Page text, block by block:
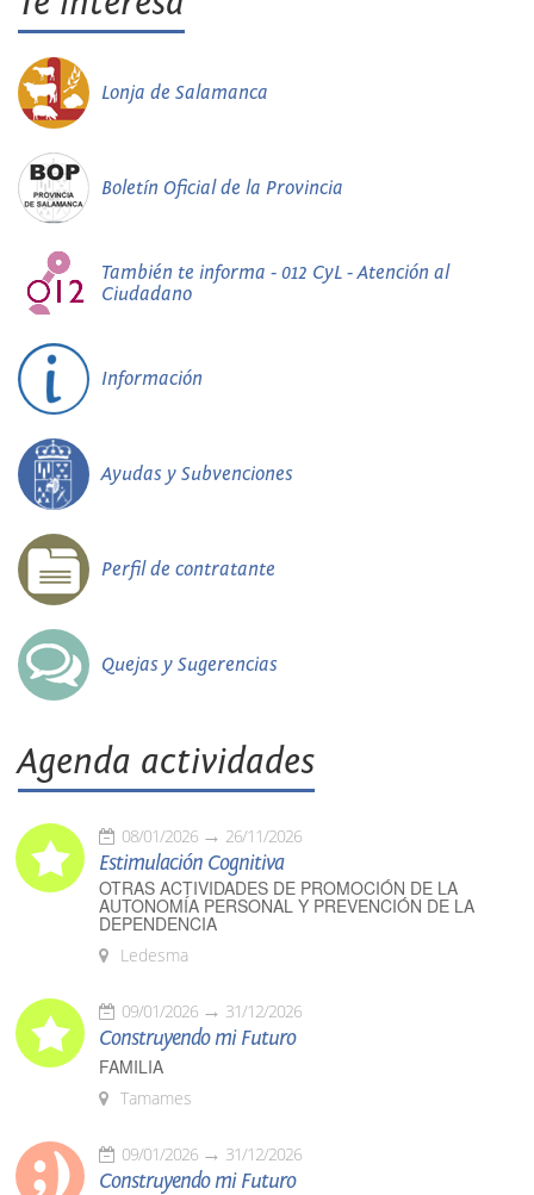
Lonja de Salamanca
Boletín Oficial de la Provincia
También te informa - 012 CyL - Atención al
Ciudadano
Información
Ayudas y Subvenciones
Perfil de contratante
Quejas y Sugerencias
Agenda actividades
08/01/2026 26/11/2026
Estimulación Cognitiva
OTRAS ACTIVIDADES DE PROMOCIÓN DE LA
AUTONOMÍA PERSONAL Y PREVENCIÓN DE LA
DEPENDENCIA
Ledesma
09/01/2026 31/12/2026
Construyendo mi Futuro
FAMILIA
Tamames
09/01/2026 31/12/2026
Construyendo mi Futuro